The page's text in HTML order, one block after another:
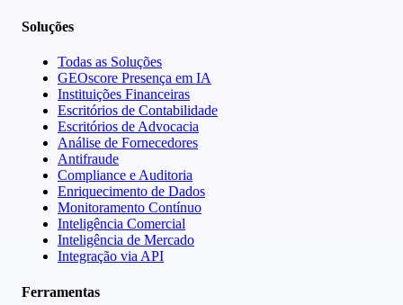
Soluções
Todas as Soluções
GEOscore Presença em IA
Instituições Financeiras
Escritórios de Contabilidade
Escritórios de Advocacia
Análise de Fornecedores
Antifraude
Compliance e Auditoria
Enriquecimento de Dados
Monitoramento Contínuo
Inteligência Comercial
Inteligência de Mercado
Integração via API
Ferramentas